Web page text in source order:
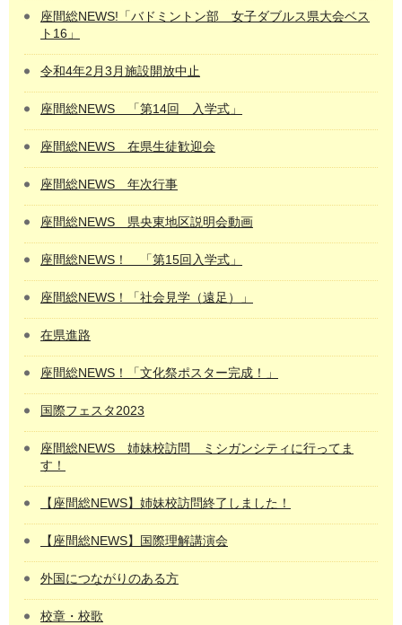
座間総NEWS!「バドミントン部 女子ダブルス県大会ベス
ト16」
令和4年2月3月施設開放中止
座間総NEWS 「第14回 入学式」
座間総NEWS 在県生徒歓迎会
座間総NEWS 年次行事
座間総NEWS 県央東地区説明会動画
座間総NEWS！ 「第15回入学式」
座間総NEWS！「社会見学（遠足）」
在県進路
座間総NEWS！「文化祭ポスター完成！」
国際フェスタ2023
座間総NEWS 姉妹校訪問 ミシガンシティに行ってま
す！
【座間総NEWS】姉妹校訪問終了しました！
【座間総NEWS】国際理解講演会
外国につながりのある方
校章・校歌